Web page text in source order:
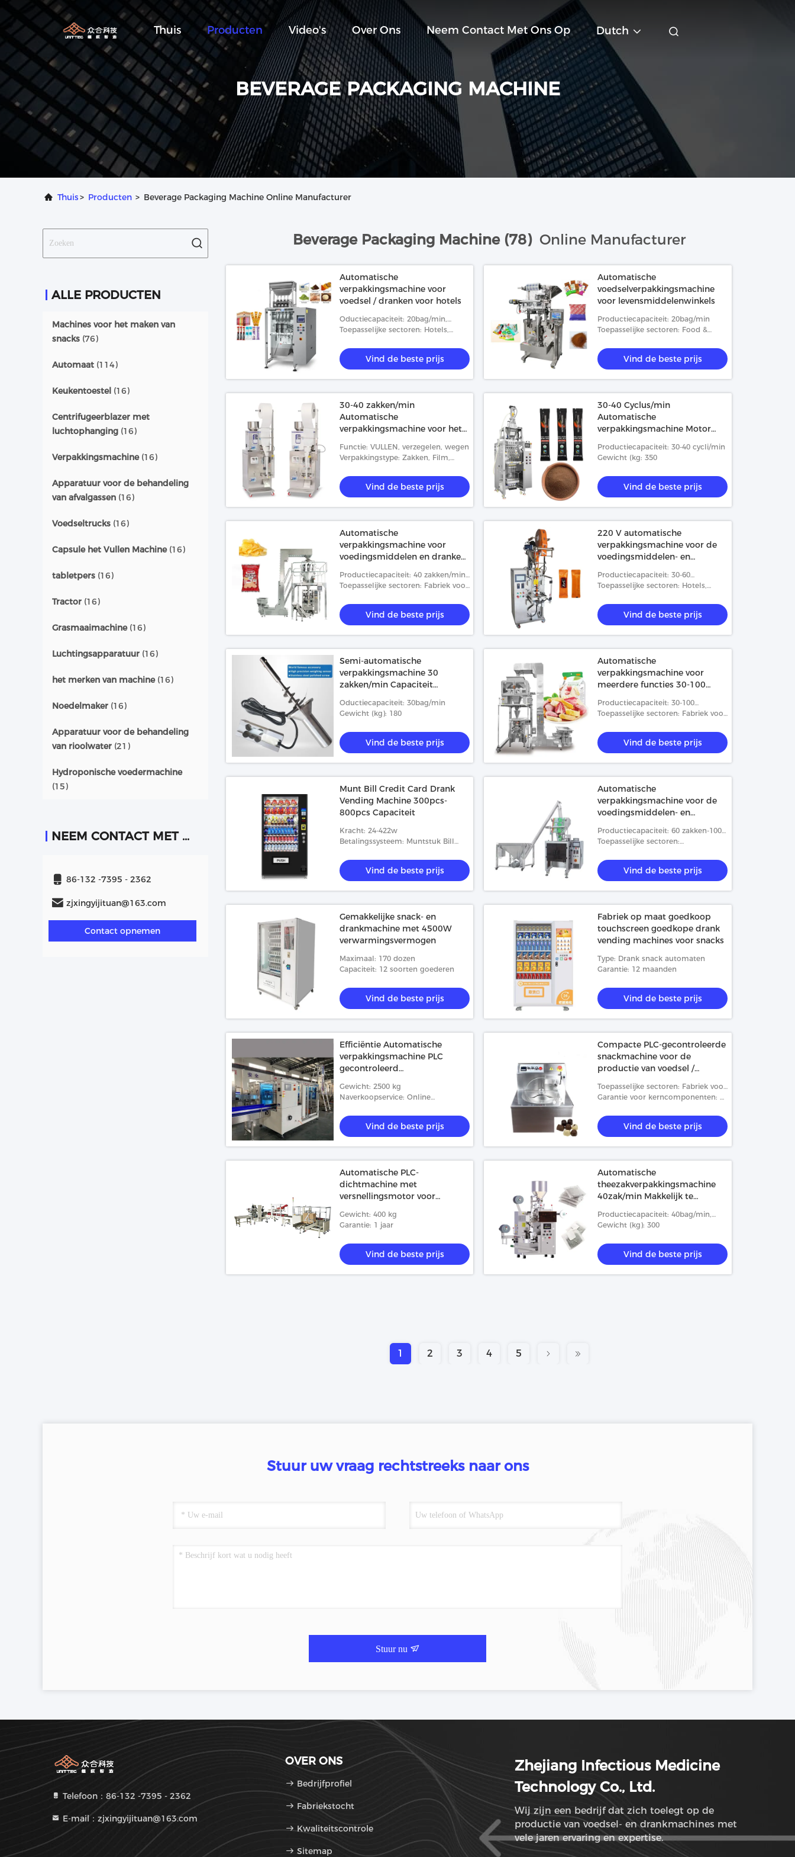
Thuis Producten Video's Over Ons Neem Contact Met Ons Op Dutch
BEVERAGE PACKAGING MACHINE
Thuis> Producten > Beverage Packaging Machine Online Manufacturer
ALLE PRODUCTEN
Machines voor het maken van
snacks (76)
Automaat (114)
Keukentoestel (16)
Centrifugeerblazer met
luchtophanging (16)
Verpakkingsmachine(16)
Apparatuur voor de behandeling
van afvalgassen (16)
Voedseltrucks (16)
Capsule het Vullen Machine(16)
tabletpers (16)
Tractor (16)
Grasmaaimachine(16)
Luchtingsapparatuur (16)
het merken van machine(16)
Noedelmaker (16)
Apparatuur voor de behandeling
van rioolwater (21)
Hydroponische voedermachine
(15)
NEEM CONTACT MET ONS OP
86-132 -7395 - 2362
zjxingyijituan@163.com
Contact opnemen
Beverage Packaging Machine (78) Online Manufacturer
Automatische
verpakkingsmachine voor
voedsel / dranken voor hotels
Oductiecapaciteit: 20bag/min,
40bag/min, 25bag/min, 50bag/min,
Toepasselijke sectoren: Hotels,
bouwmaterialen, fabrieken,
reparatieshops voor machines,
fabrie
Vind de beste prijs
Automatische
voedselverpakkingsmachine
voor levensmiddelenwinkels
Productiecapaciteit: 20bag/min
Toepasselijke sectoren: Food &
Vind de beste prijs
30-40 zakken/min
Automatische
verpakkingsmachine voor het
Functie: VULLEN, verzegelen, wegen
Verpakkingstype: Zakken, Film,
Vind de beste prijs
30-40 Cyclus/min
Automatische
verpakkingsmachine Motor
Productiecapaciteit: 30-40 cycli/min
Gewicht (kg: 350
Vind de beste prijs
Automatische
verpakkingsmachine voor
voedingsmiddelen en dranken
PLC
Productiecapaciteit: 40 zakken/min,
50 zakken/min
Toepasselijke sectoren: Fabriek voor
voedsel en dranken
Vind de beste prijs
220 V automatische
verpakkingsmachine voor de
voedingsmiddelen- en
Productiecapaciteit: 30-60
zakken/min
Toepasselijke sectoren: Hotels,
voor voedingsmiddelen en dranken,
restaurants, huishoud
Vind de beste prijs
Semi-automatische
verpakkingsmachine 30
zakken/min Capaciteit
besturing
Oductiecapaciteit: 30bag/min
Gewicht (kg): 180
Vind de beste prijs
Automatische
verpakkingsmachine voor
meerdere functies 30-100
Productiecapaciteit: 30-100
zakken/min
Toepasselijke sectoren: Fabriek voor
levensmiddelen en dranken
Vind de beste prijs
Munt Bill Credit Card Drank
Vending Machine 300pcs-
800pcs Capaciteit
Kracht: 24-422w
Betalingssysteem: Muntstuk Bill
Vind de beste prijs
Automatische
verpakkingsmachine voor de
voedingsmiddelen- en
Productiecapaciteit: 60 zakken-100
zakken
Toepasselijke sectoren:
Drankfabriek, Voedselwinkel
Vind de beste prijs
Gemakkelijke snack- en
drankmachine met 4500W
verwarmingsvermogen
Maximaal: 170 dozen
Capaciteit: 12 soorten goederen
Vind de beste prijs
Fabriek op maat goedkoop
touchscreen goedkope drank
vending machines voor snacks
Type: Drank snack automaten
Garantie: 12 maanden
Vind de beste prijs
Efficiëntie Automatische
verpakkingsmachine PLC
gecontroleerd
Gewicht: 2500 kg
Naverkoopservice: Online
reserveonderdelen, onderhoud en
reparatie ter plaatse
Vind de beste prijs
Compacte PLC-gecontroleerde
snackmachine voor de
productie van voedsel /
Toepasselijke sectoren: Fabriek voor
de vervaardiging van
Garantie voor kerncomponenten: 2
Vind de beste prijs
Automatische PLC-
dichtmachine met
versnellingsmotor voor
Gewicht: 400 kg
Garantie: 1 jaar
Vind de beste prijs
Automatische
theezakverpakkingsmachine
40zak/min Makkelijk te
Productiecapaciteit: 40bag/min,
30bag/min
Gewicht (kg): 300
Vind de beste prijs
1 2 3 4 5
Stuur uw vraag rechtstreeks naar ons
Stuur nu
Telefoon：86-132 -7395 - 2362
E-mail：zjxingyijituan@163.com
OVER ONS
Bedrijfprofiel
Fabriekstocht
Kwaliteitscontrole
Sitemap
Zhejiang Infectious Medicine
Technology Co., Ltd.
Wij zijn een bedrijf dat zich toelegt op de
productie van voedsel- en drankmachines met
vele jaren ervaring en expertise.